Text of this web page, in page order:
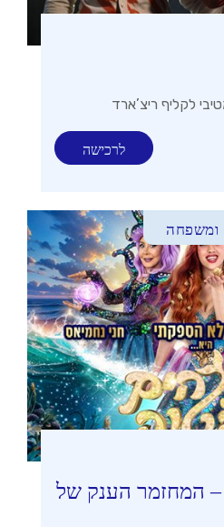
לקליף ריצ’ארד
לרכישה
ומשפחה
המחזמר הענק של